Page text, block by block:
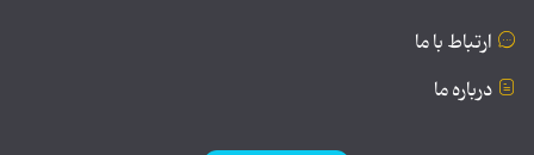
ارتباط با ما
درباره ما